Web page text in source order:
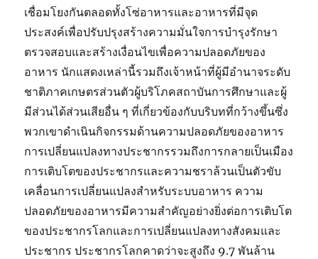
เชื่อมโยงกันตลอดทั้งโซ่อาหารและอาหารที่มีจุด
ประสงค์เพื่อปรับปรุงสร้างความมั่นใจการบำรุงรักษา
ตรวจสอบและสร้างเงื่อนไขเพื่อความปลอดภัยของ
อาหาร นักแสดงเหล่านี้รวมถึงเจ้าหน้าที่ผู้มีอำนาจระดับ
ชาติภาคเกษตรส่วนตัวผู้บริโภคสถาบันการศึกษาและผู้
มีส่วนได้ส่วนเสียอื่น ๆ ที่เกี่ยวข้องกับบริบทที่กว้างขึ้นซึ่ง
พวกเขาดำเนินกิจกรรมด้านความปลอดภัยของอาหาร
การเปลี่ยนแปลงทางประชากรรวมถึงการกลายเป็นเมือง
การเติบโตของประชากรและความชราล้วนเป็นตัวขับ
เคลื่อนการเปลี่ยนแปลงสำหรับระบบอาหาร ความ
ปลอดภัยของอาหารมีความสำคัญอย่างยิ่งต่อการเติบโต
ของประชากรโลกและการเปลี่ยนแปลงทางสังคมและ
ประชากร ประชากรโลกคาดว่าจะสูงถึง 9.7 พันล้าน